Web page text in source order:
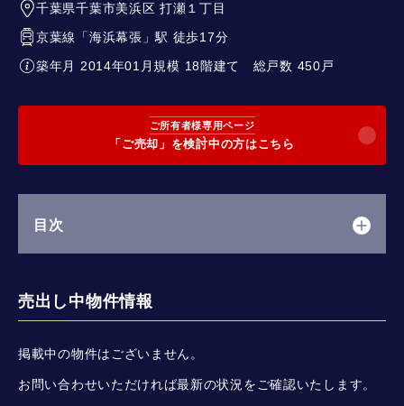
千葉県千葉市美浜区 打瀬１丁目
京葉線
「海浜幕張 」駅 徒歩17分
築年月 2014年01月規模 18階建て 総戸数 450戸
ご所有者様専用ページ
「ご売却」を検討中の方はこちら
目次
売出し中物件情報
掲載中の物件はございません。
お問い合わせいただければ最新の状況をご確認いたします。